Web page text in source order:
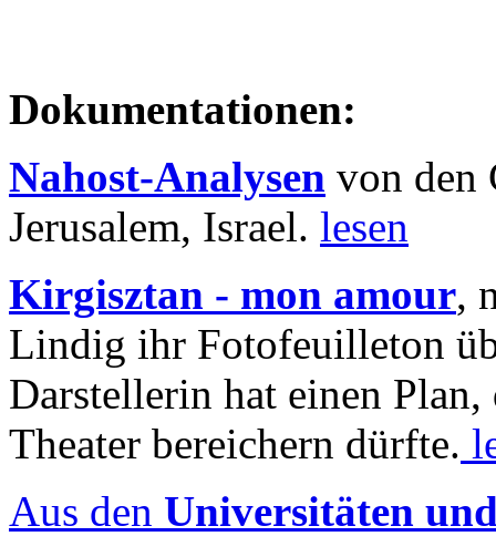
Dokumentationen:
Nahost-Analysen von den
Jerusalem, Israel. lesen
Kirgisztan - mon amour,
Lindig ihr Fotofeuilleton
Darstellerin hat einen Plan,
Theater bereichern dürfte.
Aus den Universitäten